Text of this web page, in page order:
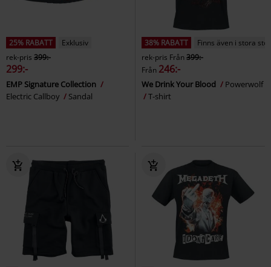
25% RABATT
Exklusiv
rek-pris 399:-
299:-
EMP Signature Collection
Electric Callboy
Sandal
38% RABATT
Finns även i stora
rek-pris Från399:-
Från 246:-
We Drink Your Blood
Powerwolf
T-shirt